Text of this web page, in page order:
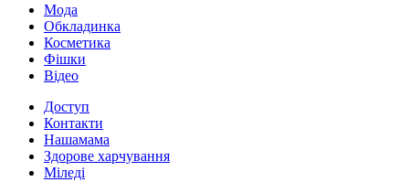
Мода
Обкладинка
Косметика
Фішки
Відео
Доступ
Контакти
Нашамама
Здорове харчування
Міледі